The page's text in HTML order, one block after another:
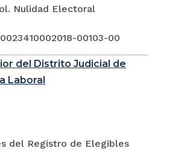
Nulidad Electoral
00103-00
del Distrito Judicial de
Laboral
del Registro de Elegibles